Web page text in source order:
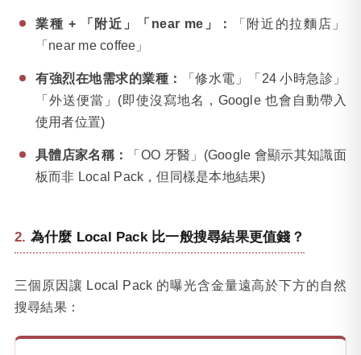
業種 + 「附近」「near me」：
「附近的拉麵店」
「near me coffee」
有強烈在地需求的業種：
「修水電」「24 小時急診」
「外送便當」(即使沒寫地名，Google 也會自動帶入
使用者位置)
具體店家名稱：
「OO 牙醫」(Google 會顯示其知識面
板而非 Local Pack，但同樣是本地結果)
為什麼 Local Pack 比一般搜尋結果更值錢？
三個原因讓 Local Pack 的曝光含金量遠高於下方的自然
搜尋結果：